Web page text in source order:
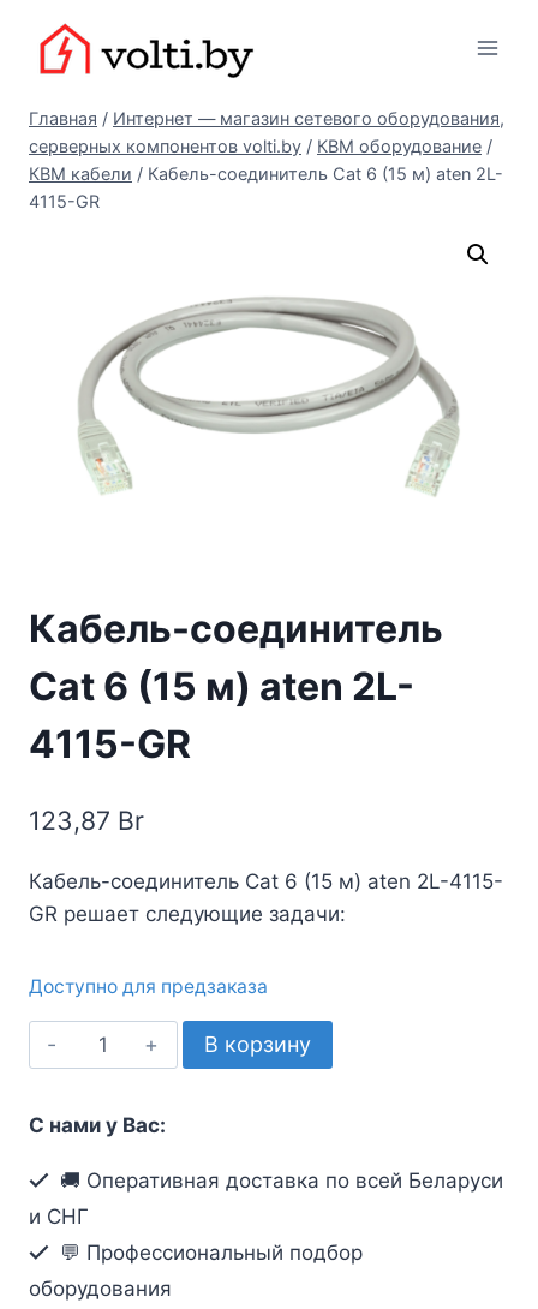
содержимому
Главная / Интернет — магазин сетевого оборудования,
серверных компонентов volti.by / КВМ оборудование /
КВМ кабели / Кабель-соединитель Cat 6 (15 м) aten 2L-
4115-GR
Кабель-соединитель
Cat 6 (15 м) aten 2L-
4115-GR
123,87 Br
Кабель-соединитель Cat 6 (15 м) aten 2L-4115-
GR решает следующие задачи:
Доступно для предзаказа
Количество
товара
соединитель
(15
м)
aten
В корзину
С нами у Вас:
🚚 Оперативная доставка по всей Беларуси
и СНГ
💬 Профессиональный подбор
оборудования